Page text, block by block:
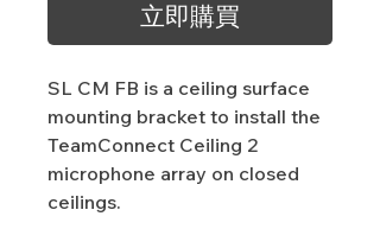
立即購買
SL CM FB is a ceiling surface
mounting bracket to install the
TeamConnect Ceiling 2
microphone array on closed
ceilings.